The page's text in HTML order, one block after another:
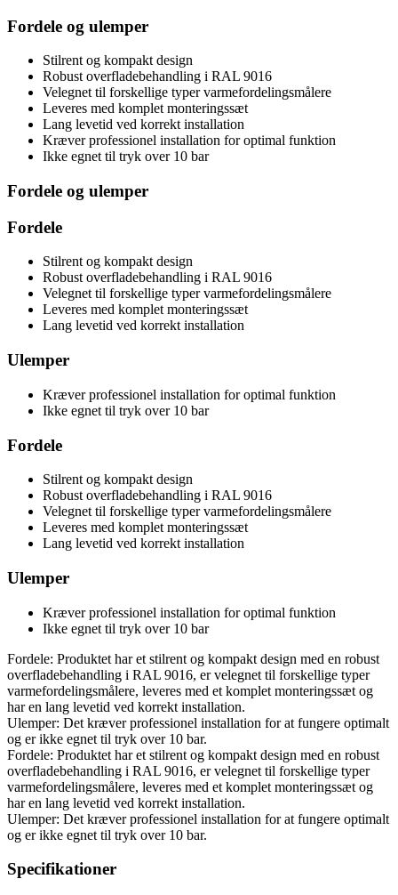
Fordele og ulemper
Stilrent og kompakt design
Robust overfladebehandling i RAL 9016
Velegnet til forskellige typer varmefordelingsmålere
Leveres med komplet monteringssæt
Lang levetid ved korrekt installation
Kræver professionel installation for optimal funktion
Ikke egnet til tryk over 10 bar
Fordele og ulemper
Fordele
Stilrent og kompakt design
Robust overfladebehandling i RAL 9016
Velegnet til forskellige typer varmefordelingsmålere
Leveres med komplet monteringssæt
Lang levetid ved korrekt installation
Ulemper
Kræver professionel installation for optimal funktion
Ikke egnet til tryk over 10 bar
Fordele
Stilrent og kompakt design
Robust overfladebehandling i RAL 9016
Velegnet til forskellige typer varmefordelingsmålere
Leveres med komplet monteringssæt
Lang levetid ved korrekt installation
Ulemper
Kræver professionel installation for optimal funktion
Ikke egnet til tryk over 10 bar
Fordele: Produktet har et stilrent og kompakt design med en robust
overfladebehandling i RAL 9016, er velegnet til forskellige typer
varmefordelingsmålere, leveres med et komplet monteringssæt og
har en lang levetid ved korrekt installation.
Ulemper: Det kræver professionel installation for at fungere optimalt
og er ikke egnet til tryk over 10 bar.
Fordele: Produktet har et stilrent og kompakt design med en robust
overfladebehandling i RAL 9016, er velegnet til forskellige typer
varmefordelingsmålere, leveres med et komplet monteringssæt og
har en lang levetid ved korrekt installation.
Ulemper: Det kræver professionel installation for at fungere optimalt
og er ikke egnet til tryk over 10 bar.
Specifikationer